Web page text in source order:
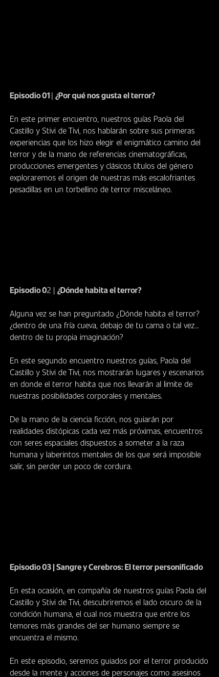
Episodio 01| ¿Por qué nos gusta el terror?
En este primer encuentro, nuestros guías Paola del
Castillo y Stivi de Tivi, nos hablarán sobre sus primeras
experiencias que los hizo elegir el enigmático camino del
terror y de la mano de referencias cinematográficas,
producciones emergentes y clásicos títulos del género
exploraremos el origen de nuestras más escalofriantes
pesadillas en un torbellino de terror misceláneo.
Episodio 02 | ¿Dónde habita el terror?
Alguna vez se han preguntado ¿Dónde habita el terror?
¿dentro de una fría cueva, debajo de tu cama o tal vez…
dentro de tu propia imaginación?
En este segundo encuentro nuestros guías, Paola del
Castillo y Stivi de Tivi, nos mostrarán lugares y escenarios
en donde el terror habita que nos llevarán al limite de
nuestras posibilidades corporales y mentales.
De la mano de la ciencia ficción, nos guiarán por
realidades distópicas cada vez más próximas, encuentros
con seres espaciales dispuestos a someter a la raza
humana y laberintos mentales de los que será imposible
salir, sin perder un poco de cordura.
Episodio 03 | Sangre y Cerebros: El terror personificado
En esta ocasión, en compañía de nuestros guías Paola del
Castillo y Stivi de Tivi, descubriremos el lado oscuro de la
condición humana, el cual nos muestra que entre los
temores más grandes del ser humano siempre se
encuentra el mismo.
En este episodio, seremos guiados por el terror producido
desde la mente y acciones de personajes como asesinos